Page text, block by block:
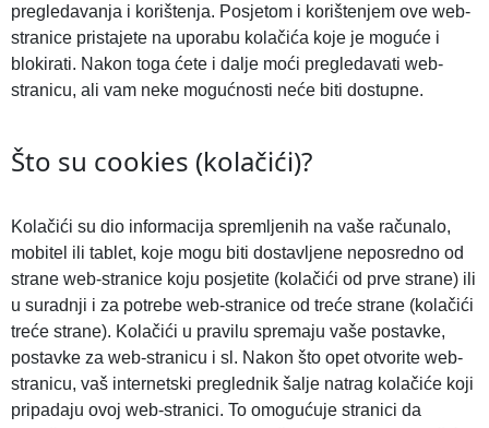
pregledavanja i korištenja. Posjetom i korištenjem ove web-
stranice pristajete na uporabu kolačića koje je moguće i
blokirati. Nakon toga ćete i dalje moći pregledavati web-
stranicu, ali vam neke mogućnosti neće biti dostupne.
Što su cookies (kolačići)?
Kolačići su dio informacija spremljenih na vaše računalo,
mobitel ili tablet, koje mogu biti dostavljene neposredno od
strane web-stranice koju posjetite (kolačići od prve strane) ili
u suradnji i za potrebe web-stranice od treće strane (kolačići
treće strane). Kolačići u pravilu spremaju vaše postavke,
postavke za web-stranicu i sl. Nakon što opet otvorite web-
stranicu, vaš internetski preglednik šalje natrag kolačiće koji
pripadaju ovoj web-stranici. To omogućuje stranici da